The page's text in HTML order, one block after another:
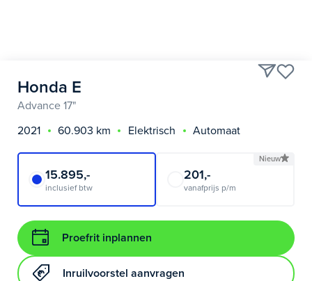
Honda E
Advance 17"
2021
60.903 km Elektrisch Automaat
15.895,-
inclusief btw
Nieuw
201,-
vanafprijs p/m
Proefrit inplannen
Inruilvoorstel aanvragen